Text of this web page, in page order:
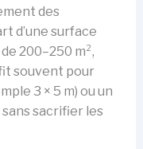
des
d’une surface
200–250 m²,
souvent pour
3 × 5 m) ou un
sans sacrifier les